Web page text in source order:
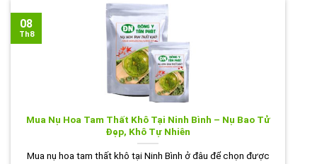
Mua Nụ Hoa Tam Thất Khô Tại Ninh Bình – Nụ Bao Tử
Đẹp, Khô Tự Nhiên
Mua nụ hoa tam thất khô tại Ninh Bình ở đâu để chọn được
08
Th8